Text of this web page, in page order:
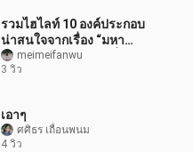
รวมไฮไลท์ 10 องค์ประกอบ
น่าสนใจจากเรื่อง “มหา
เวทย์ผนึกมาร” ทำไมชื่อ
เสียงของโกะโจ ซาโตรุถึง
meimeifanwu
3 วิว
เอาๆ
ศศิธร เถื่อนพนม
4 วิว